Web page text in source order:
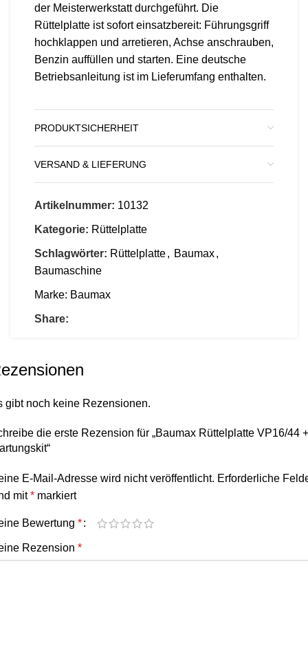
der Meisterwerkstatt durchgeführt. Die
Rüttelplatte ist sofort einsatzbereit: Führungsgriff
hochklappen und arretieren, Achse anschrauben,
Benzin auffüllen und starten. Eine deutsche
Betriebsanleitung ist im Lieferumfang enthalten.
PRODUKTSICHERHEIT
VERSAND & LIEFERUNG
Artikelnummer: 10132
Kategorie: Rüttelplatte
Schlagwörter: Rüttelplatte, Baumax,
Baumaschine
Marke: Baumax
Share:
gibt noch keine Rezensionen.
die erste Rezension für „Baumax Rüttelplatte VP16/44 +
E-Mail-Adresse wird nicht veröffentlicht. Erforderliche
mit* markiert
Bewertung *
Rezension *